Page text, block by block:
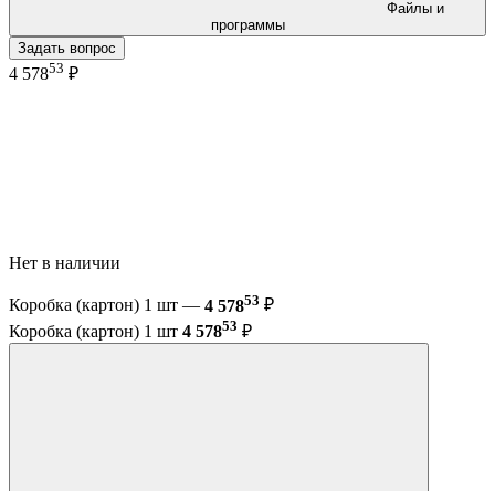
программы
Задать вопрос
4 57853 ₽
Нет в наличии
Коробка (картон) 1 шт — 4 57853 ₽
Коробка (картон) 1 шт 4 57853 ₽